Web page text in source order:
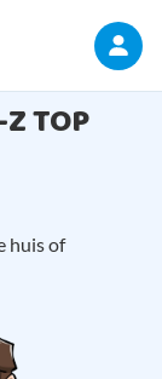
TOP
huis of